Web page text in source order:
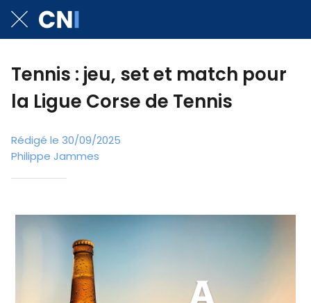
Tennis : jeu, set et match pour
la Ligue Corse de Tennis
Rédigé le 30/09/2025
Philippe Jammes